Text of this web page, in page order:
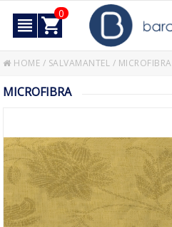
0
HOME / SALVAMANTEL / MICROFIBRA
MICROFIBRA